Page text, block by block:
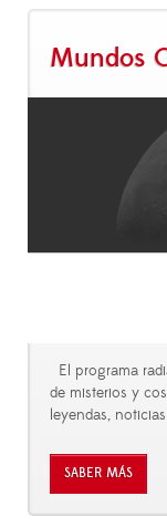
Mundos
El programa
de misterios y
leyendas, noticias
SABER MÁS